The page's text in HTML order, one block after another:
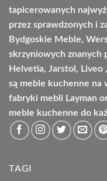
tapicerowanych
przez sprawdzonych i
Bydgoskie Meble,
skrzyniowych znanych
Helvetia, Jarstol, Liveo
są meble kuchenne na
fabryki mebli Layman
meble kuchenne do
TAGI